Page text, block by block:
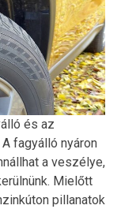
és az
fagyálló nyáron
a veszélye,
Mielőtt
pillanatok